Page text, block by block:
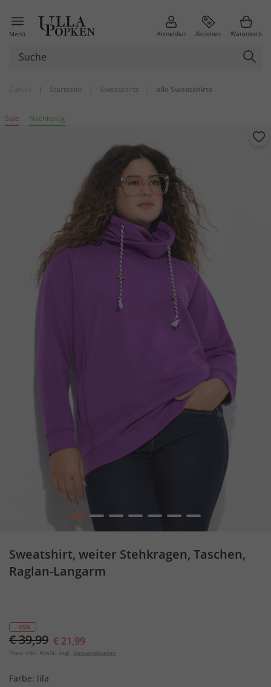
Menü Anmelden Aktionen Warenkorb
| Startseite | Sweatshirts | alle Sweatshirts
Sale Nachhaltig
1 2 3 4 5 6 7
Sweatshirt, weiter Stehkragen, Taschen,
Raglan-Langarm
- 45%
€ 39,99 € 21,99
Preis inkl. MwSt. zzgl. Versandkosten
Farbe: lila